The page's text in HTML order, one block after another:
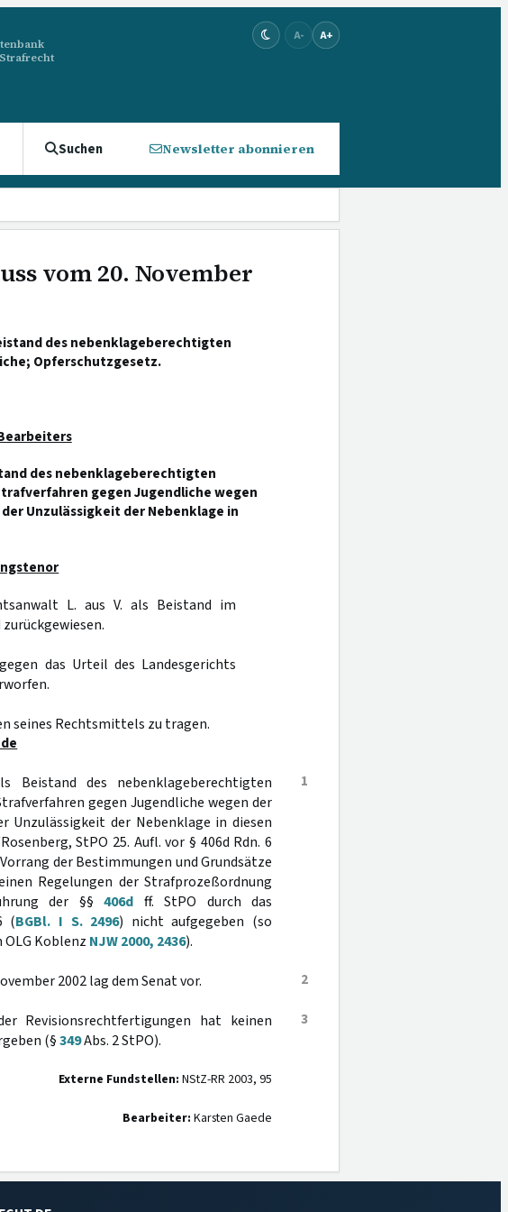
A- A+
Suchen Newsletter abonnieren
vom 20. November
des nebenklageberechtigten
Opferschutzgesetz.
des nebenklageberechtigten
gegen Jugendliche wegen
Unzulässigkeit der Nebenklage in
L. aus V. als Beistand im
das Urteil des Landesgerichts
seines Rechtsmittels zu tragen.
1
Beistand des nebenklageberechtigten
gegen Jugendliche wegen der
Unzulässigkeit der Nebenklage in diesen
StPO 25. Aufl. vor § 406d Rdn. 6
der Bestimmungen und Grundsätze
Regelungen der Strafprozeßordnung
der §§ 406d ff. StPO durch das
(BGBl. I S. 2496) nicht aufgegeben (so
Koblenz NJW 2000, 2436).
2
2002 lag dem Senat vor.
3
Revisionsrechtfertigungen hat keinen
(§349Abs. 2 StPO).
Externe Fundstellen: NStZ-RR 2003, 95
Bearbeiter: Karsten Gaede